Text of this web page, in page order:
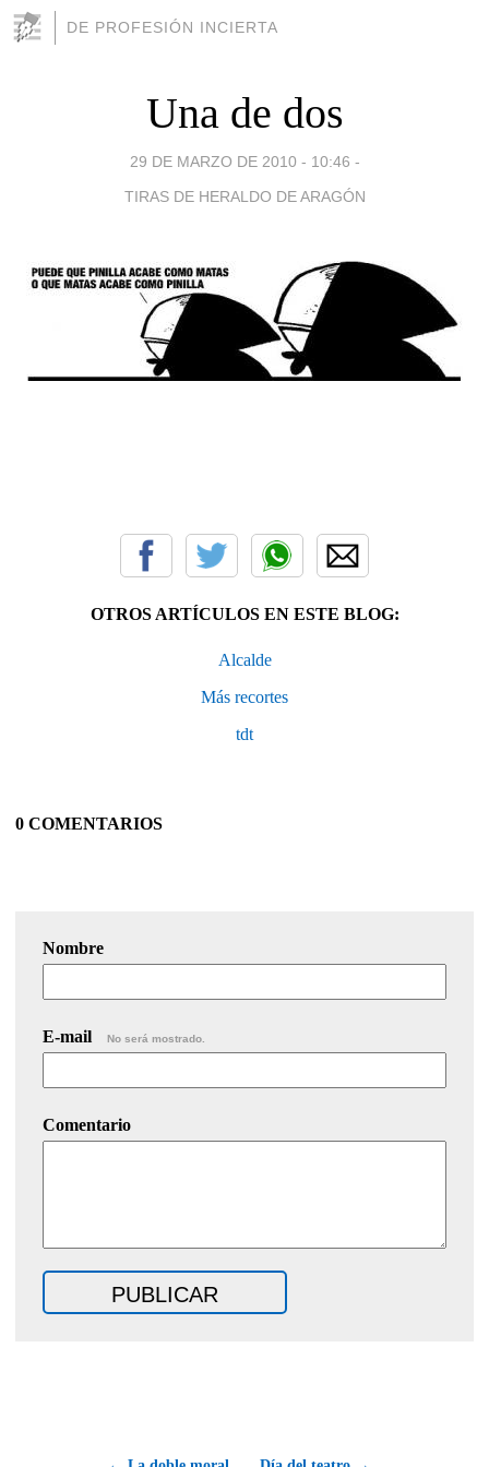
DE PROFESIÓN INCIERTA
Una de dos
29 DE MARZO DE 2010 - 10:46 -
TIRAS DE HERALDO DE ARAGÓN
OTROS ARTÍCULOS EN ESTE BLOG:
Alcalde
Más recortes
tdt
0 COMENTARIOS
Nombre
E-mail No será mostrado.
Comentario